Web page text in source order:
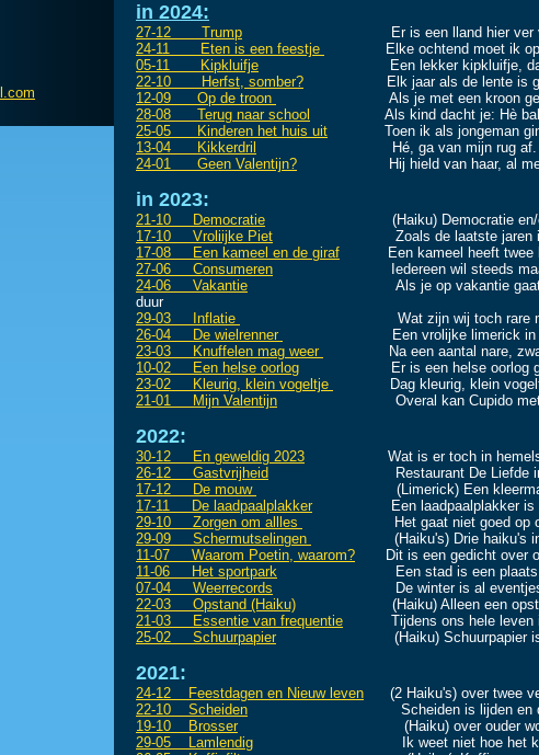
in 2024:
27-12 Trump Er is een lland hier ver vandaan,
24-11 Eten is een feestje
Elke ochtend moet ik
05-11 Kipkluifje Een lekker kipkluifje, daar hou ik
22-10 Herfst, somber? Elk jaar als de lente is
12-09 Op de troon
Als je met een kroon gezeten
28-08 Terug naar school
Als kind dacht je: Hè bah,
25-05 Kinderen het huis uit Toen ik als jongeman ging
13-04 Kikkerdril
Hé, ga van mijn rug af. Ik
24-01 Geen Valentijn? Hij hield van haar, al meer
in 2023:
21-10 Democratie (Haiku) Democratie en/of
17-10 Vroliijke Piet Zoals de laatste jaren in
17-08 Een kameel en de giraf Een kameel heeft twee
27-06 Consumeren Iedereen wil steeds maar meer
24-06 Vakantie Als je op vakantie gaat, is dat
duur
29-03 Inflatie
Wat zijn wij toch rare mensen,
26-04 De wielrenner
Een vrolijke limerick in twee
23-03 Knuffelen mag weer
Na een aantal nare, zware
10-02 Een helse oorlog Er is een helse oorlog
23-02 Kleurig, klein vogeltje
Dag kleurig, klein vogeltje,
21-01 Mijn Valentijn Overal kan Cupido met zijn
2022:
30-12 En geweldig 2023 Wat is er toch in
26-12 Gastvrijheid Restaurant De Liefde in
17-12 De mouw
(Limerick) Een kleermaker
17-11 De laadpaalplakkerEen laadpaalplakker is
29-10 Zorgen om allles
Het gaat niet goed op onze
29-09 Schermutselingen
(Haiku's) Drie haiku's ineen
11-07 Waarom Poetin, waarom? Dit is een gedicht over
11-06 Het sportpark Een stad is een plaats met
07-04 Weerrecords De winter is al eventjes
22-03 Opstand (Haiku) (Haiku) Alleen een opstand
21-03 Essentie van frequentie Tijdens ons hele leven is
25-02 Schuurpapier(Haiku) Schuurpapier is fijn,
2021:
24-12 Feestdagen en Nieuw leven (2 Haiku's) over twee
22-10 Scheiden Scheiden is lijden en dat
19-10 Brosser(Haiku) over ouder
29-05 Lamlendig Ik weet niet hoe het kwam,
l.com